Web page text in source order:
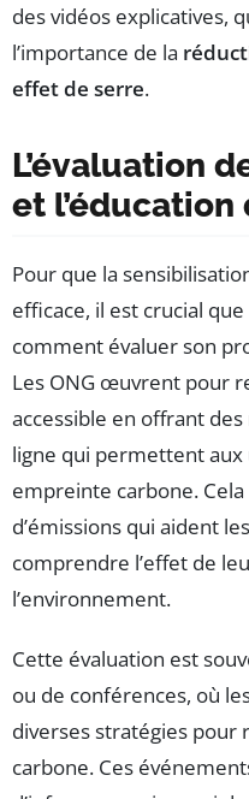
des vidéos explicatives,
l’importance de la
effet de serre.
L’évaluation
et
Pour que la
efficace, il est crucial
comment évaluer son
Les ONG œuvrent pour
accessible en offrant
ligne qui permettent
empreinte carbone.
d’émissions qui aident
comprendre l’effet de
l’environnement.
Cette évaluation est
ou de conférences, où
diverses stratégies pour
carbone. Ces